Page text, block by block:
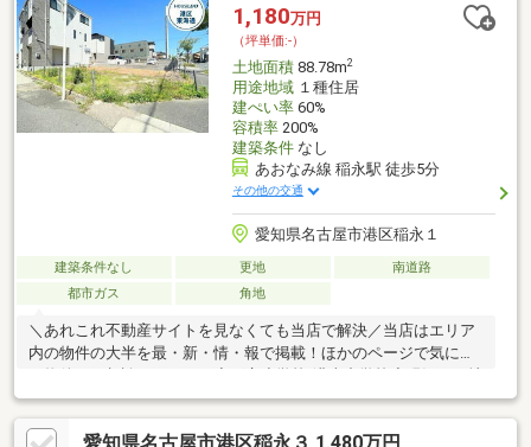
1,180万円
（坪単価:-）
土地面積88.78m2
用途地域１種住居
建ぺい率60%
容積率200%
建築条件なし
あおなみ線 稲永駅 徒歩5分
その他の交通
愛知県名古屋市港区稲永１
建築条件なし 更地
南道路
都市ガス
角地
＼あれこれ不動産サイトを見なくても当店で解決／当店はエリア
内の物件の大半を最・新・情・報で掲載！ほかのページで気にな
◆プランの立てやすい整形地◆どちらもゆとりある間口※写真を
クリックすると、詳細をご覧いただけます。＝＝＝＝＝＝＝＝＝
＝＝＝＝＝＝＝＝＝＝＝＝＝＝＝＝土地から建てるってどうした